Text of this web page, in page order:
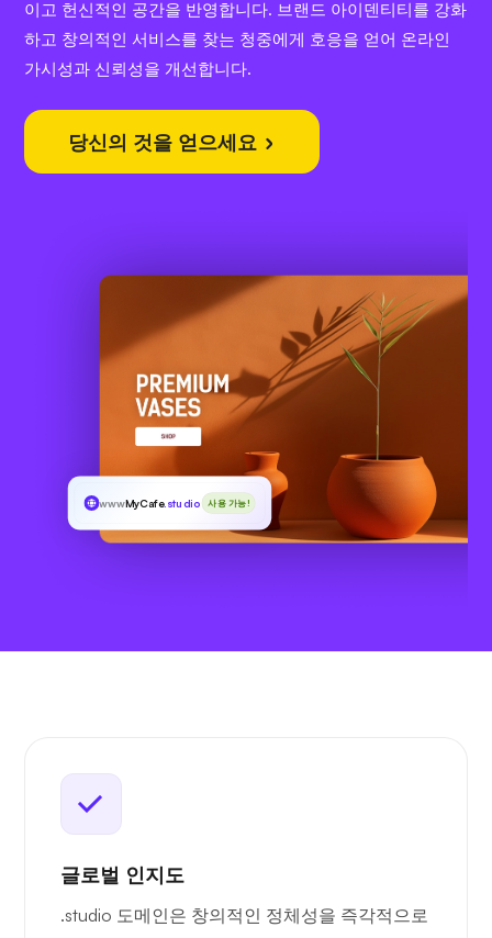
이고 헌신적인 공간을 반영합니다. 브랜드 아이덴티티를 강화
하고 창의적인 서비스를 찾는 청중에게 호응을 얻어 온라인
가시성과 신뢰성을 개선합니다.
당신의 것을 얻으세요
wwwMyCafe.studio 사용 가능!
글로벌 인지도
.studio 도메인은 창의적인 정체성을 즉각적으로